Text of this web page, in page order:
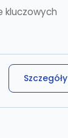
kluczowych
Szczegóły